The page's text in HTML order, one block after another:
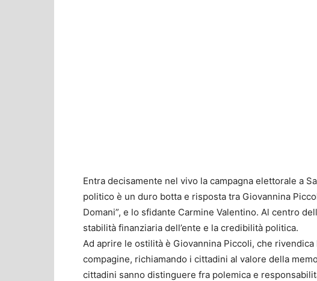
Entra decisamente nel vivo la campagna elettorale a
politico è un duro botta e risposta tra Giovannina
Domani”, e lo sfidante Carmine Valentino. Al centro
stabilità finanziaria dell’ente e la credibilità politica.
Ad aprire le ostilità è Giovannina Piccoli, che
compagine, richiamando i cittadini al valore della
cittadini sanno distinguere fra polemica e